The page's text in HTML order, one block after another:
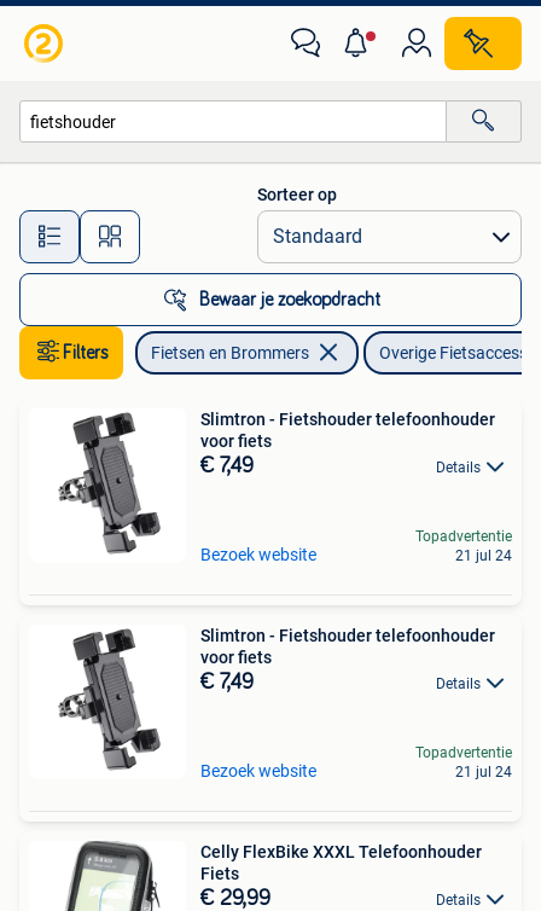
Alle afstanden…
Sorteer op
Bewaar je zoekopdracht
Filters Fietsen en Brommers Overige
Slimtron - Fietshouder telefoonhouder
voor fiets
€ 7,49 Details
Bezoek website
Topadvertentie
21 jul 24
Slimtron - Fietshouder telefoonhouder
voor fiets
€ 7,49 Details
Bezoek website
Topadvertentie
21 jul 24
Celly FlexBike XXXL Telefoonhouder
Fiets
€ 29,99 Details